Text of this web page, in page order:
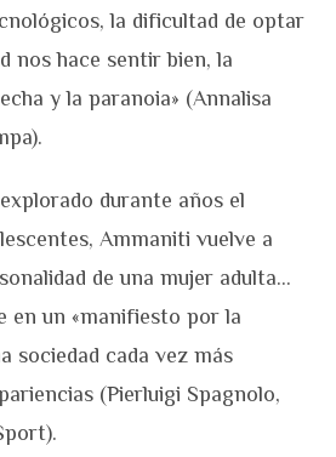
la dificultad de optar
nos hace sentir bien, la
y la paranoia» (Annalisa
durante años el
Ammaniti vuelve a
de una mujer adulta…
en un «manifiesto por la
sociedad cada vez más
(Pierluigi Spagnolo,